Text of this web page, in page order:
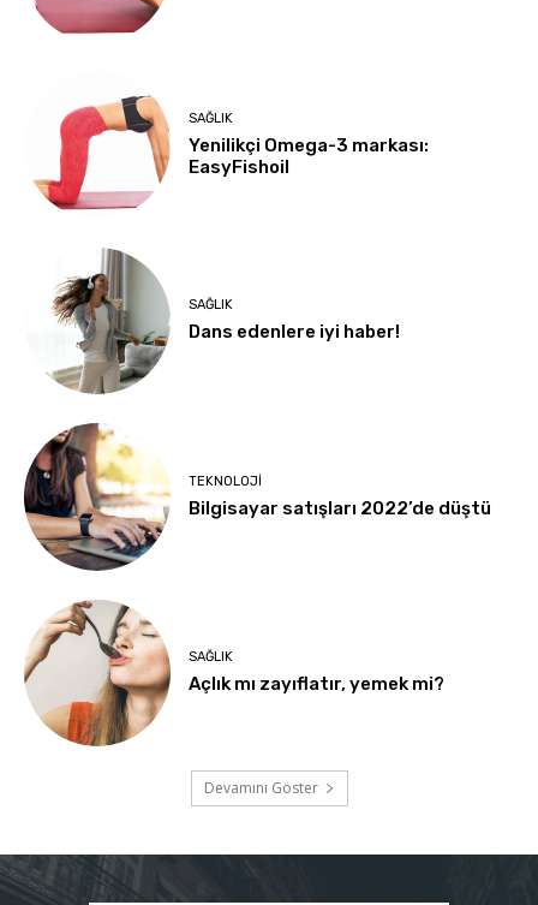
SAĞLIK
Yenilikçi Omega-3 markası:
EasyFishoil
SAĞLIK
Dans edenlere iyi haber!
TEKNOLOJI
Bilgisayar satışları 2022’de düştü
SAĞLIK
Açlık mı zayıflatır, yemek mi?
Devamını Göster